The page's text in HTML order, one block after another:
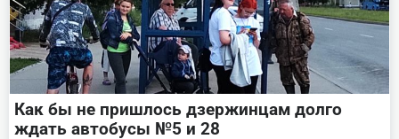
Как бы не пришлось дзержинцам долго
ждать автобусы №5 и 28